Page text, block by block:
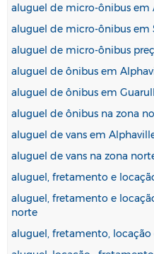
aluguel de micro-ônibus em
aluguel de micro-ônibus em
aluguel de micro-ônibus
aluguel de ônibus em
aluguel de ônibus em
aluguel de ônibus na zona
aluguel de vans em
aluguel de vans na zona
aluguel, fretamento e
aluguel, fretamento e
norte
aluguel, fretamento, locação